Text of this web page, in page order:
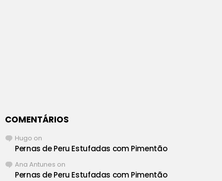
COMENTÁRIOS
Hugo on
Pernas de Peru Estufadas com Pimentão
Ana Antunes on
Pernas de Peru Estufadas com Pimentão